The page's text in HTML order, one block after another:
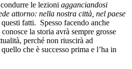
le lezioni agganciandosi
attorno: nella nostra città, nel paese
fatti. Spesso facendo anche
la storia avrà sempre grosse
perché non riuscirà ad
che è successo prima e l’ha in